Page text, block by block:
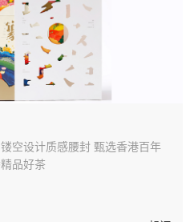
空设计质感腰封 甄选香港百年
品好茶